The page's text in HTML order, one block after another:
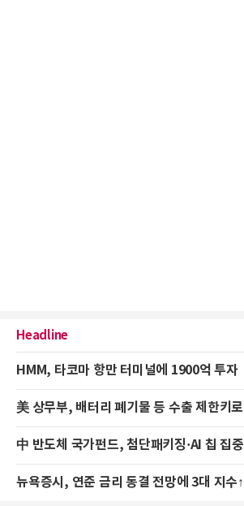
Headline
HMM, 타코마 항만 터미널에 1900억 투자
美 상무부, 배터리 폐기물 등 수출 제한키로
中 반도체 국가펀드, 첨단패키징·AI 칩 집중
뉴욕증시, 연준 금리 동결 전망에 3대 지수↑